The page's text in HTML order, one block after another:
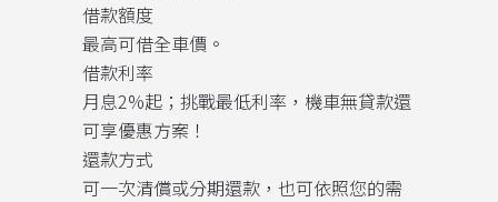
借款額度
最高可借全車價。
借款利率
月息2%起；挑戰最低利率，機車無貸款還
可享優惠方案！
還款方式
可一次清償或分期還款，也可依照您的需